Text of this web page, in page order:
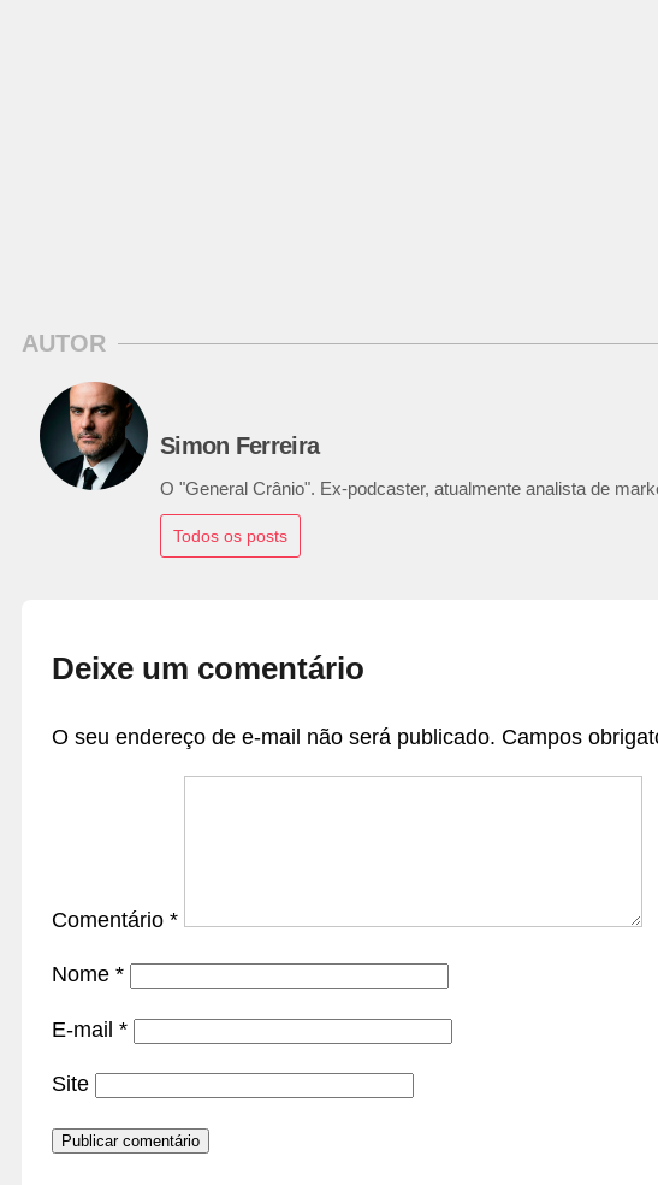
AUTOR
Simon Ferreira
O "General Crânio". Ex-podcaster, atualmente analista de
Todos os posts
Deixe um comentário
O seu endereço de e-mail não será publicado. Campos
Comentário *
Nome *
E-mail *
Site